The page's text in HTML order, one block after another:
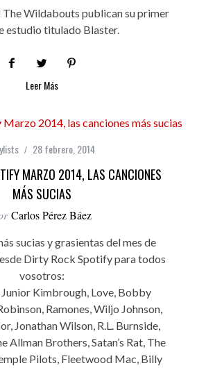
Wildabouts publican su primer
estudio titulado Blaster.
Leer Más
28 febrero, 2014
MARZO 2014, LAS CANCIONES
MÁS SUCIAS
Carlos Pérez Báez
sucias y grasientas del mes de
Dirty Rock Spotify para todos
vosotros:
Junior Kimbrough, Love, Bobby
Ramones, Wiljo Johnson,
Jonathan Wilson, R.L. Burnside,
Allman Brothers, Satan’s Rat, The
Pilots, Fleetwood Mac, Billy